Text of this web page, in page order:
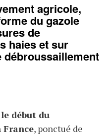
agricole,
du gazole
de
haies et sur
débroussaillement
début du
France, ponctué de